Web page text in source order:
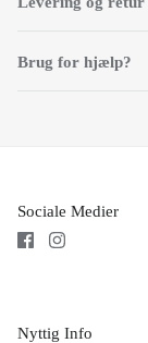
Brug for hjælp?
Sociale Medier
Nyttig Info